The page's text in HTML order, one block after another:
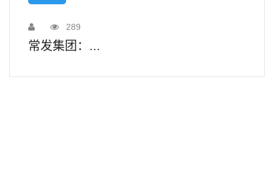
289
常发集团：...